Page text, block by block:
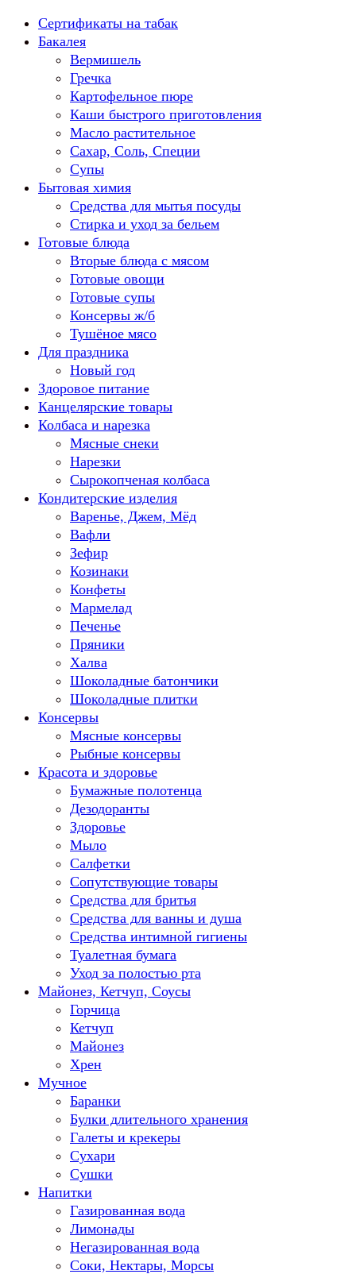
Перейти
содержанию
Сертификаты на табак
Бакалея
Вермишель
Гречка
Картофельное пюре
Каши быстрого приготовления
Масло растительное
Сахар, Соль, Специи
Супы
Бытовая химия
Средства для мытья посуды
Стирка и уход за бельем
Готовые блюда
Вторые блюда с мясом
Готовые овощи
Готовые супы
Консервы ж/б
Тушёное мясо
Для праздника
Новый год
Здоровое питание
Канцелярские товары
Колбаса и нарезка
Мясные снеки
Нарезки
Сырокопченая колбаса
Кондитерские изделия
Варенье, Джем, Мёд
Вафли
Зефир
Козинаки
Конфеты
Мармелад
Печенье
Пряники
Халва
Шоколадные батончики
Шоколадные плитки
Консервы
Мясные консервы
Рыбные консервы
Красота и здоровье
Бумажные полотенца
Дезодоранты
Здоровье
Мыло
Салфетки
Сопутствующие товары
Средства для бритья
Средства для ванны и душа
Средства интимной гигиены
Туалетная бумага
Уход за полостью рта
Майонез, Кетчуп, Соусы
Горчица
Кетчуп
Майонез
Хрен
Мучное
Баранки
Булки длительного хранения
Галеты и крекеры
Сухари
Сушки
Напитки
Газированная вода
Лимонады
Негазированная вода
Соки, Нектары, Морсы